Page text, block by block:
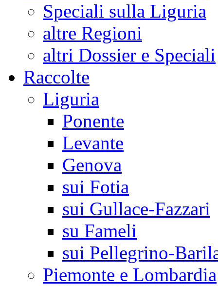
Speciali sulla Liguria
altre Regioni
altri Dossier e Speciali
Raccolte
Liguria
Ponente
Levante
Genova
sui Fotia
sui Gullace-Fazzari
su Fameli
sui Pellegrino-
Piemonte e Lombardia